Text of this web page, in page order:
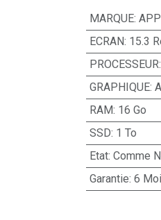
MARQUE:
ECRAN: 15.3
PROCESSEUR:
GRAPHIQUE:
RAM: 16 Go
SSD: 1 To
Etat: Comme
Garantie: 6